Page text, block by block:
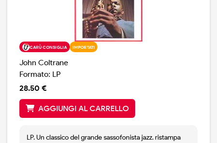
CARÙ CONSIGLIA IMPORTATI
John Coltrane
Formato: LP
28.50 €
AGGIUNGI AL CARRELLO
LP. Un classico del grande sassofonista jazz. ristampa